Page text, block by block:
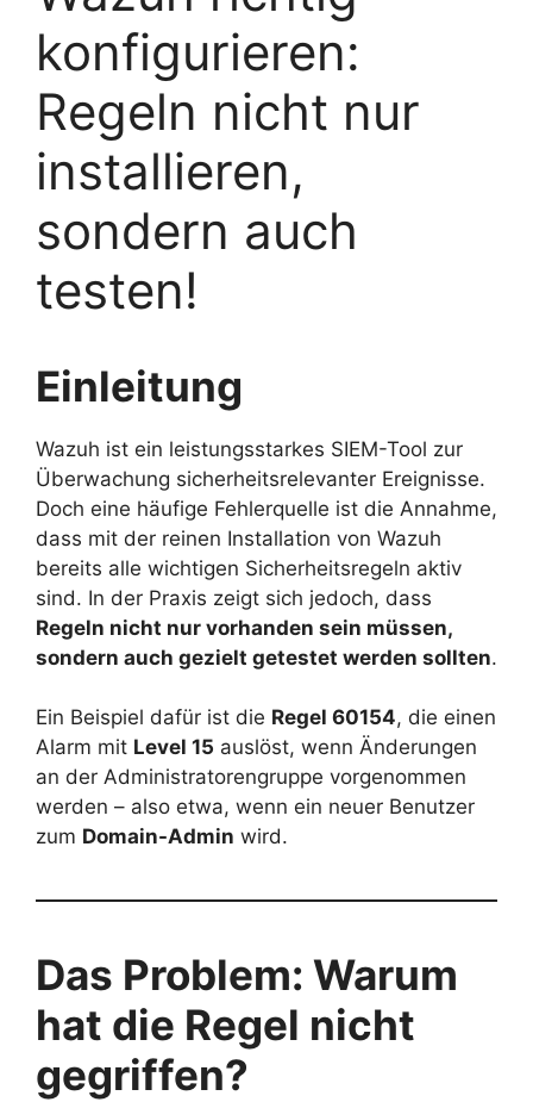
konfigurieren:
Regeln nicht nur
installieren,
sondern auch
testen!
Einleitung
Wazuh ist ein leistungsstarkes SIEM-Tool zur
Überwachung sicherheitsrelevanter Ereignisse.
Doch eine häufige Fehlerquelle ist die Annahme,
dass mit der reinen Installation von Wazuh
bereits alle wichtigen Sicherheitsregeln aktiv
sind. In der Praxis zeigt sich jedoch, dass
Regeln nicht nur vorhanden sein müssen,
sondern auch gezielt getestet werden sollten.
Ein Beispiel dafür ist die Regel 60154, die einen
Alarm mit Level 15 auslöst, wenn Änderungen
an der Administratorengruppe vorgenommen
werden – also etwa, wenn ein neuer Benutzer
zum Domain-Admin wird.
Das Problem: Warum
hat die Regel nicht
gegriffen?